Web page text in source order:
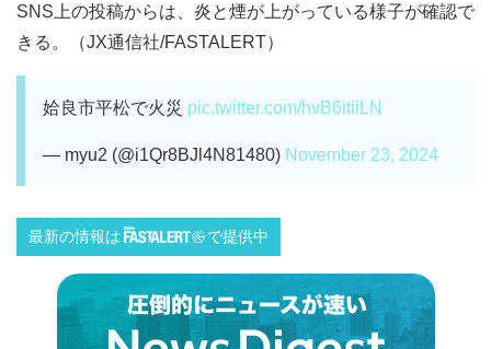
SNS上の投稿からは、炎と煙が上がっている様子が確認で
きる。（JX通信社/FASTALERT）
姶良市平松で火災 pic.twitter.com/hvB6itiiLN
— myu2 (@i1Qr8BJl4N81480) November 23, 2024
最新の情報は で提供中